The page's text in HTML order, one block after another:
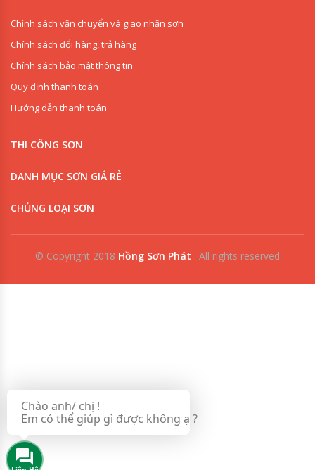
Chính sách vận chuyển và giao nhận sơn
Chính sách đổi hàng, trả hàng
Chính sách bảo mật thông tin
Quy định thanh toán
Hướng dẫn thanh toán
THI CÔNG SƠN
DANH MỤC SƠN GIÁ RẺ
CHỦNG LOẠI SƠN
© Copyright 2018 Hồng Sơn Phát . All rights reserved
Chào anh/ chị !
Em có thể giúp gì được không ạ ?